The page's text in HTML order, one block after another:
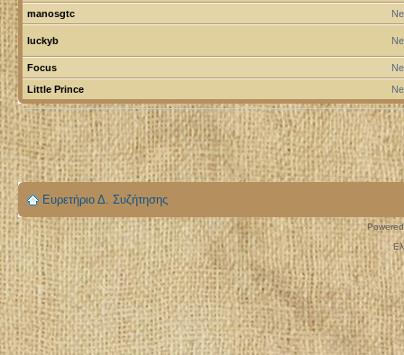
manosgtc
luckyb
Focus
Little Prince
Ευρετήριο Δ. Συζήτησης